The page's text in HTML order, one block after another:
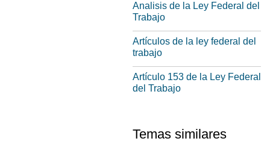
Analisis de la Ley Federal del
Trabajo
Artículos de la ley federal del
trabajo
Artículo 153 de la Ley Federal
del Trabajo
Temas similares